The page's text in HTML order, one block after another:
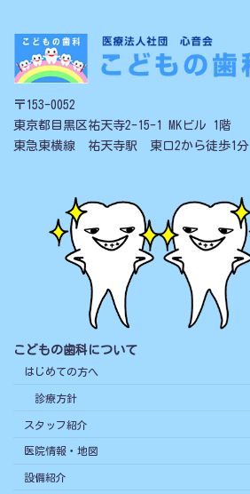
〒153-0052
東京都目黒区祐天寺2-15-1 MKビル 1階
東急東横線 祐天寺駅 東口2から徒歩1分
こどもの歯科について
はじめての方へ
診療方針
スタッフ紹介
医院情報・地図
設備紹介